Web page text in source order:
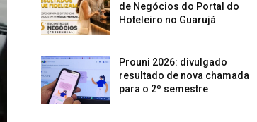
de Negócios do Portal do
Hoteleiro no Guarujá
Prouni 2026: divulgado
resultado de nova chamada
para o 2º semestre